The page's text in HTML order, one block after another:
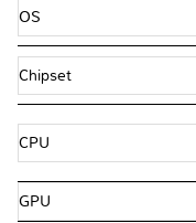
OS
Chipset
CPU
GPU